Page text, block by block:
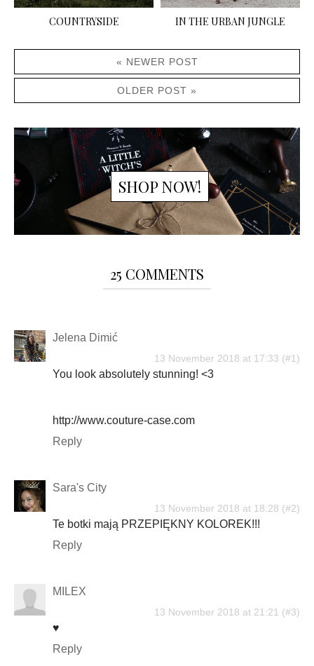
COUNTRYSIDE IN THE URBAN JUNGLE
« NEWER POST
OLDER POST »
SHOP NOW!
25 COMMENTS
Jelena Dimić
13 November 2018 at 17:33
You look absolutely stunning! <3
http://www.couture-case.com
Reply
Sara's City
13 November 2018 at 18:28
Te botki mają PRZEPIĘKNY KOLOREK!!!
Reply
MILEX
13 November 2018 at 21:21
♥
Reply